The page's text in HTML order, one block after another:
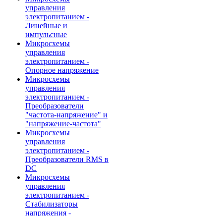
управления
электропитанием -
Линейные и
импульсные
Микросхемы
управления
электропитанием -
Опорное напряжение
Микросхемы
управления
электропитанием -
Преобразователи
"частота-напряжение" и
"напряжение-частота"
Микросхемы
управления
электропитанием -
Преобразователи RMS в
DC
Микросхемы
управления
электропитанием -
Стабилизаторы
напряжения -